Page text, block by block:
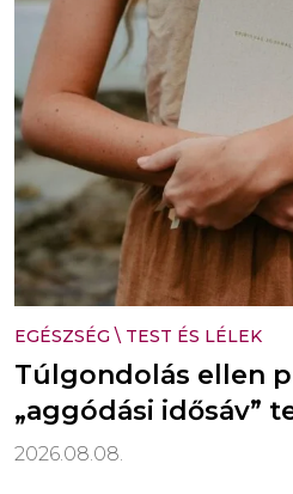
EGÉSZSÉG \ TEST ÉS LÉLEK
Túlgondolás ellen
„aggódási idősáv”
2026.08.08.